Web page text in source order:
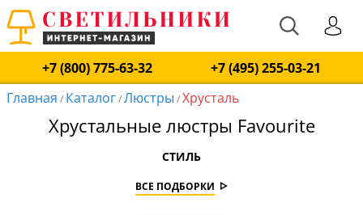
+7 (800) 775-63-32
+7 (495) 255-03-21
Главная / Каталог/Люстры /Хрусталь
Хрустальные люстры Favourite
СТИЛЬ
ВСЕ ПОДБОРКИ